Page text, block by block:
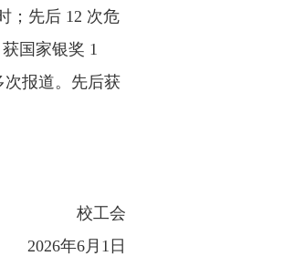
；先后 12 次危
国家银奖 1
次报道。先后获
日